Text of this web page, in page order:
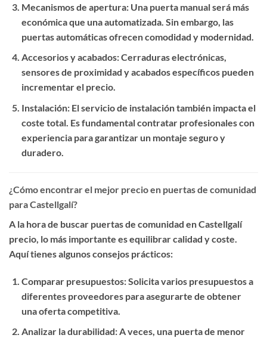
Mecanismos de apertura: Una puerta manual será más
económica que una automatizada. Sin embargo, las
puertas automáticas ofrecen comodidad y modernidad.
Accesorios y acabados: Cerraduras electrónicas,
sensores de proximidad y acabados específicos pueden
incrementar el precio.
Instalación: El servicio de instalación también impacta el
coste total. Es fundamental contratar profesionales con
experiencia para garantizar un montaje seguro y
duradero.
¿Cómo encontrar el mejor precio en puertas de comunidad
para Castellgalí?
A la hora de buscar puertas de comunidad en Castellgalí
precio, lo más importante es equilibrar calidad y coste.
Aquí tienes algunos consejos prácticos:
Comparar presupuestos: Solicita varios presupuestos a
diferentes proveedores para asegurarte de obtener
una oferta competitiva.
Analizar la durabilidad: A veces, una puerta de menor